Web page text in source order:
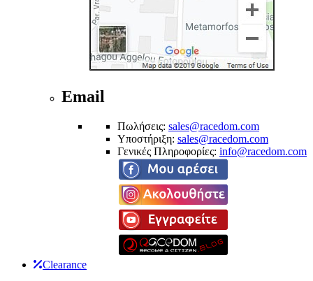
Email
Πωλήσεις: sales@racedom.com
Υποστήριξη: sales@racedom.com
Γενικές Πληροφορίες: info@racedom.com
Clearance